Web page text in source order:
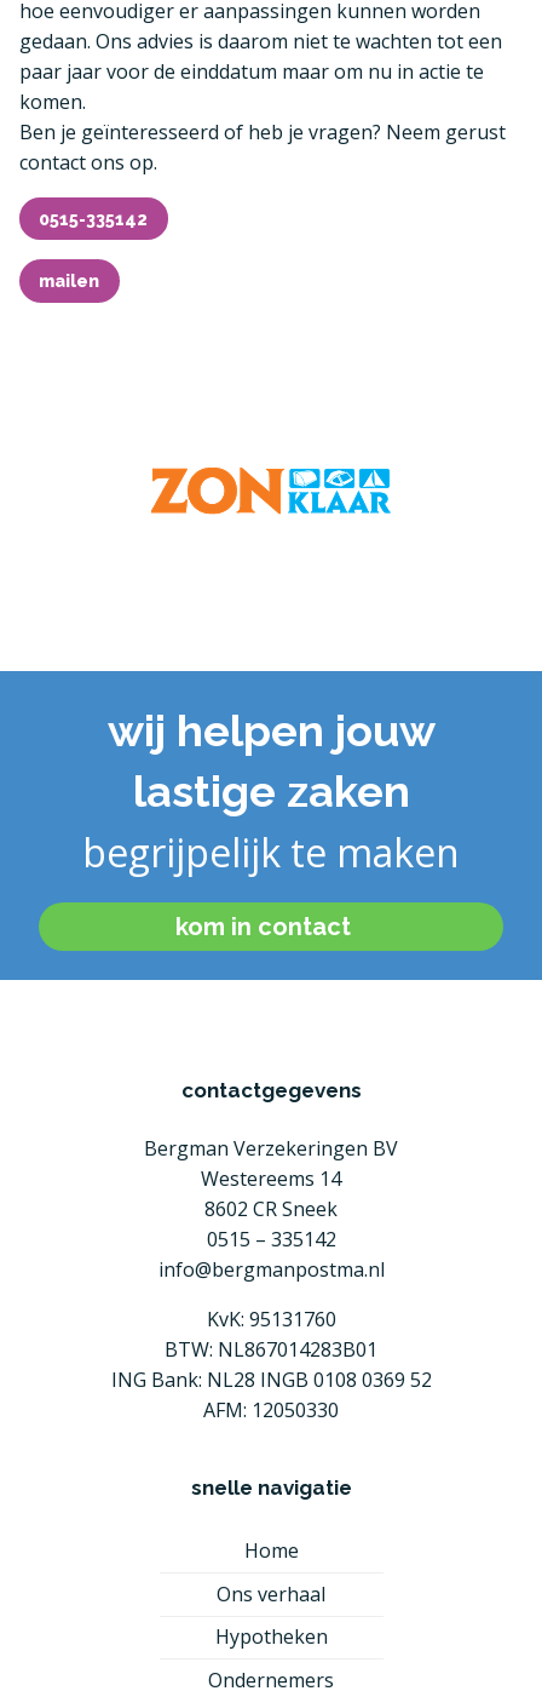
hoe eenvoudiger er aanpassingen kunnen worden
gedaan. Ons advies is daarom niet te wachten tot een
paar jaar voor de einddatum maar om nu in actie te
komen.
Ben je geïnteresseerd of heb je vragen? Neem gerust
contact ons op.
0515-335142
mailen
wij helpen jouw
lastige zaken
begrijpelijk te maken
kom in contact
contactgegevens
Bergman Verzekeringen BV
Westereems 14
8602 CR Sneek
0515 – 335142
info@bergmanpostma.nl
KvK: 95131760
BTW: NL867014283B01
ING Bank: NL28 INGB 0108 0369 52
AFM: 12050330
snelle navigatie
Home
Ons verhaal
Hypotheken
Ondernemers